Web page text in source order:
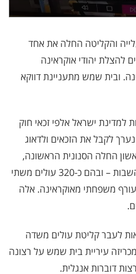
והקליטה החלה את אחד
להצלת יהודי אוקראינה
ובית שמש מתעניינת דווקא
ישראל אלפי זכאי חוק
לקבל את הזכאים ולדאוג
החלה הסנונית הראשונה,
עם עלייתם של כ-400 זכאי חוק השבות – ובהם כ-320 עולים משתי
ילדים חסרי עורף משפחתי מאוקראינה. אלה
לעבר קליטת עולים משדה
עיריית בית שמש על רצונה
דוברות אנגלית.